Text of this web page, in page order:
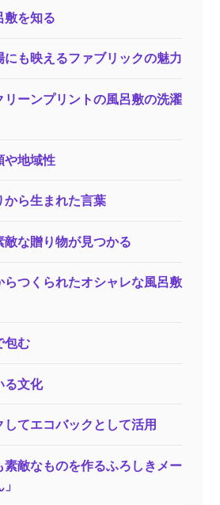
敷を知る
にも映えるファブリックの魅力
リーンプリントの風呂敷の洗濯
や地域性
ら生まれた言葉
敵な贈り物が見つかる
らつくられたオシャレな風呂敷
包む
る文化
てエコバックとして活用
敵なものを作るふろしきメー